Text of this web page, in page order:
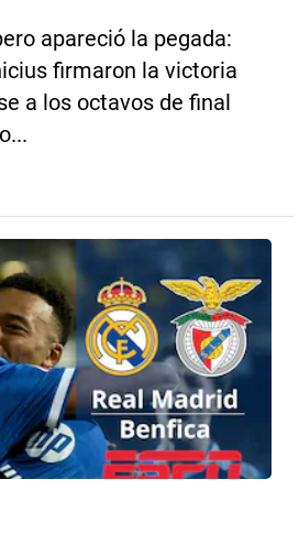
apareció la pegada:
firmaron la victoria
a los octavos de final